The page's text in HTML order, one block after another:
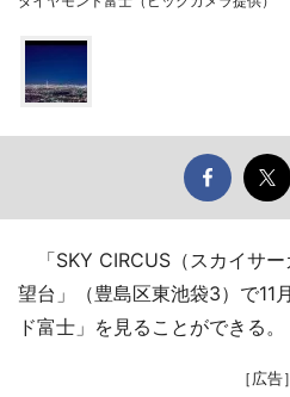
「SKY CIRCUS（スカイサ
望台」（豊島区東池袋3）で11
ド富士」を見ることができる。
［広告］